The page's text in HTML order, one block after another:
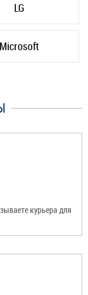
LG
Microsoft
курьера для